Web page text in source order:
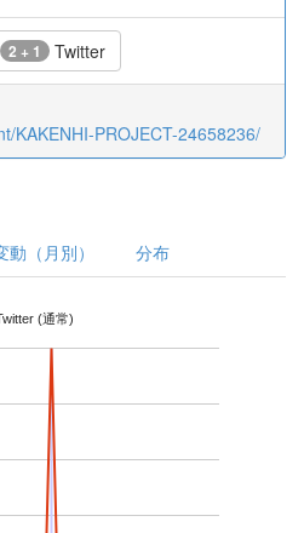
2 + 1 Twitter
KAKENHI-PROJECT-24658236/
動（月別） 分布
(通常)